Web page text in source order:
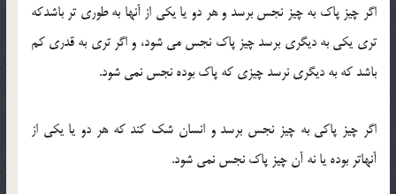
اگر چیز پاک به چیز نجس برسد و هر دو یا یکی از آنها به طوری تر باشدکه
تری یکی به دیگری برسد چیز پاک نجس می شود، و اگر تری به قدری کم
باشد که به دیگری نرسد چیزی که پاک بوده نجس نمی شود.
اگر چیز پاکی به چیز نجس برسد و انسان شک کند که هر دو یا یکی از
آنهاتر بوده یا نه آن چیز پاک نجس نمی شود.